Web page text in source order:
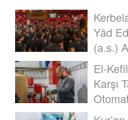
Yâd
(a.s.)
El-
Karşı